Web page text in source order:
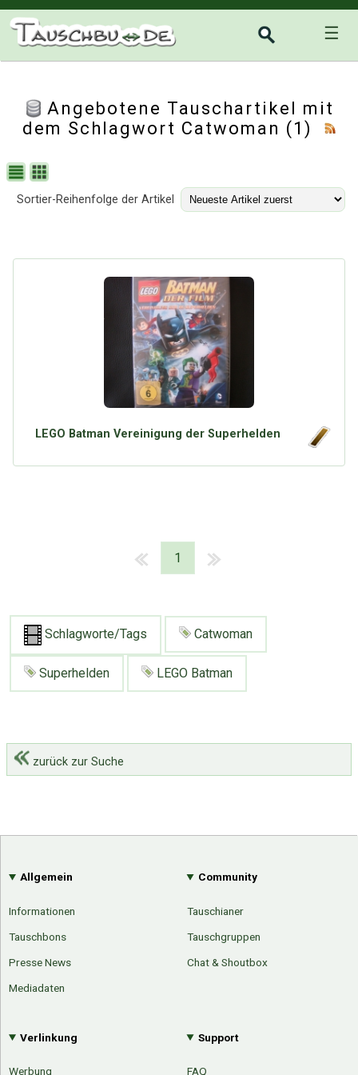
☰
Angebotene Tauschartikel mit
dem Schlagwort Catwoman (1)
Sortier-Reihenfolge der Artikel
LEGO Batman Vereinigung der Superhelden
1
Schlagworte/Tags Catwoman
Superhelden LEGO Batman
zurück zur Suche
Allgemein
Informationen
Tauschbons
Presse News
Mediadaten
Community
Tauschianer
Tauschgruppen
Chat & Shoutbox
Verlinkung
Werbung
Support
FAQ